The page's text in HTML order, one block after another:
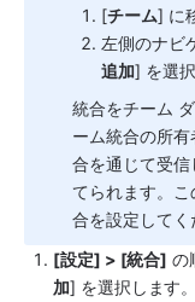
[チーム] に
左側のナビ
追加] を選択
統合をチーム
ーム統合の所
合を通じて受信
てられます。
合を設定してく
[設定] > [統合] の
加] を選択します。